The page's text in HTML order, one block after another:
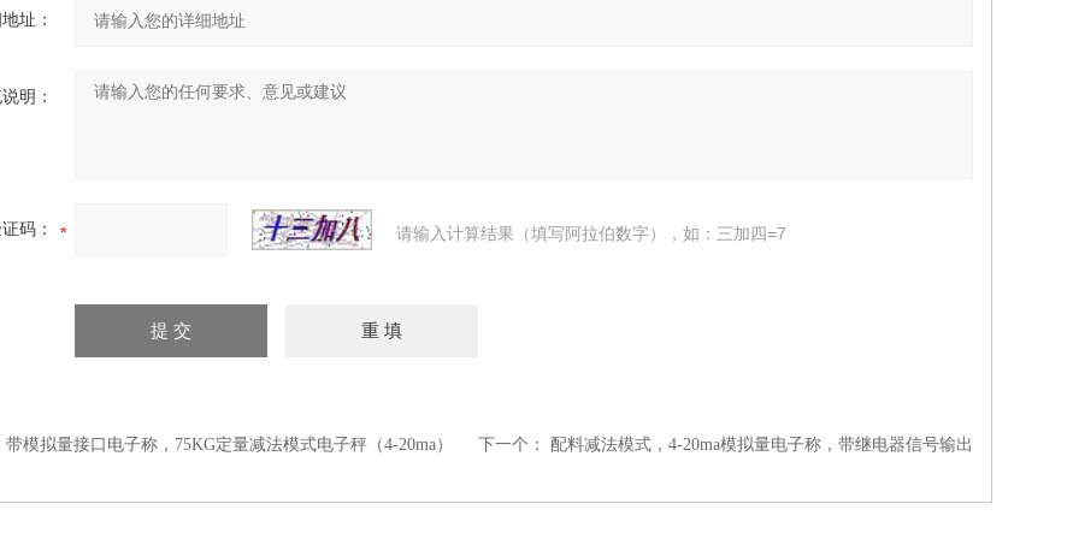
址：
明：
码： 请输入计算结果（填写阿拉伯数字），如：三加四=7
带模拟量接口电子称，75KG定量减法模式电子秤（4-20ma） 下一个： 配料减法模式，4-20ma模拟量电子称，带继电器信号输出